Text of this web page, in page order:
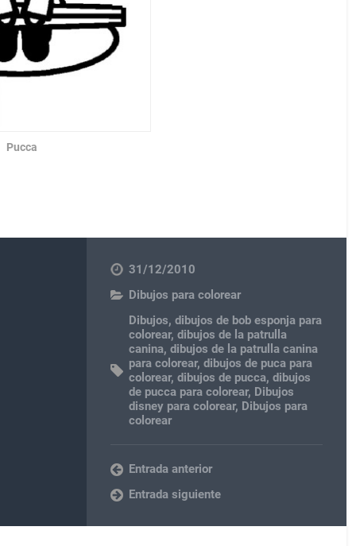
Pucca
31/12/2010
Dibujos para colorear
Dibujos,dibujos de bob esponja para
colorear,dibujos de la patrulla
canina,dibujos de la patrulla canina
para colorear,dibujos de puca para
colorear,dibujos de pucca,dibujos
de pucca para colorear, Dibujos
disney para colorear, Dibujos para
colorear
Entrada anterior
Entrada siguiente